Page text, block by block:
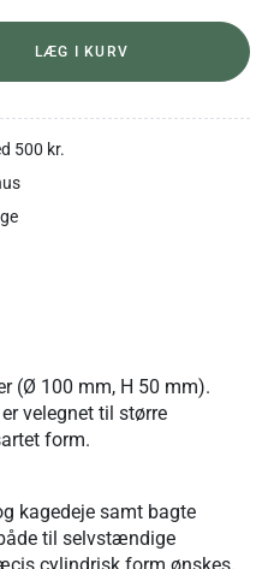
LÆG I KURV
500 kr.
(Ø 100 mm, H 50 mm).
velegnet til større
form.
kagedeje samt bagte
til selvstændige